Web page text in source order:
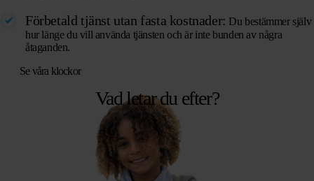
Förbetald tjänst utan fasta kostnader: Du bestämmer själv
hur länge du vill använda tjänsten och är inte bunden av några
åtaganden.
Se våra klockor
Vad letar du efter?